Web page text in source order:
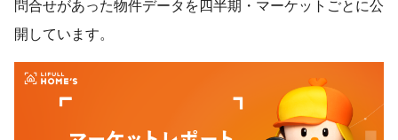
問合せがあった物件データを四半期・マーケットごとに公
開しています。